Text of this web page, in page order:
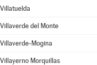
Villatuelda
Villaverde del Monte
Villaverde-Mogina
Villayerno Morquillas